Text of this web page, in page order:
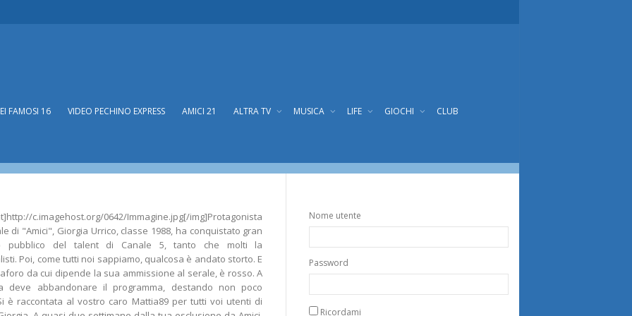
FAMOSI 16 VIDEO PECHINO EXPRESS AMICI 21 ALTRA TV MUSICA LIFE GIOCHI CLUB
la TuttoPepe di Amici 10
0642/Immagine.jpg[/img]Protagonista
di "Amici", Giorgia Urrico, classe 1988, ha conquistato gran
pubblico del talent di Canale 5, tanto che molti la
Poi, come tutti noi sappiamo, qualcosa è andato storto. E
da cui dipende la sua ammissione al serale, è rosso. A
deve abbandonare il programma, destando non poco
è raccontata al vostro caro Mattia89 per tutti voi utenti di
Nome utente
Password
Ricordami